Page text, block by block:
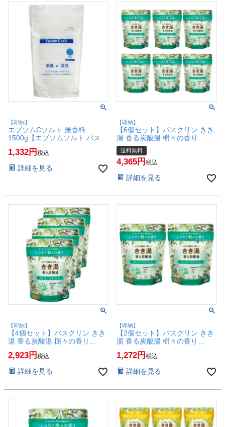
【即納】
エプソムCソルト 無香料
1500g【エプソムソルト バスソ
ルト 国産 入浴剤 大容量 1.5kg
しむら】【SBT】(6067871)
1,332 税込
詳細を見る
【即納】
【6個セット】バスクリン きき
湯 香る炭酸湯 樹々の香り
360g【炭酸入浴剤 薬用 入浴剤
ボディケア】【宅配便送料無
料】(6067895-set6)
送料無料
4,365 税込
詳細を見る
【即納】
【4個セット】バスクリン きき
湯 香る炭酸湯 樹々の香り
360g【炭酸入浴剤 薬用 入浴剤
ボディケア】【SBT】
2,923 税込
詳細を見る
【即納】
【2個セット】バスクリン きき
湯 香る炭酸湯 樹々の香り
360g【炭酸入浴剤 薬用 入浴剤
ボディケア】【SBT】
1,272 税込
詳細を見る